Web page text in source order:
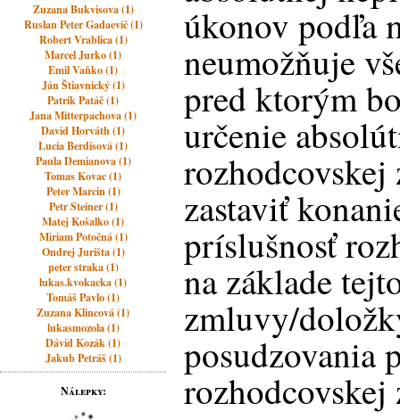
Zuzana Bukvisova (1)
Ruslan Peter Gadaevič (1)
Robert Vrablica (1)
Marcel Jurko (1)
Emil Vaňko (1)
Ján Štiavnický (1)
Patrik Patáč (1)
Jana Mitterpachova (1)
David Horváth (1)
Lucia Berdisová (1)
Paula Demianova (1)
Tomas Kovac (1)
Peter Marcin (1)
Petr Steiner (1)
Matej Košalko (1)
Miriam Potočná (1)
Ondrej Jurišta (1)
peter straka (1)
lukas.kvokacka (1)
Tomáš Pavlo (1)
Zuzana Klincová (1)
lukasmozola (1)
Dávid Kozák (1)
Jakub Petráš (1)
Nálepky:
úkonov podľa
neumožňuje
pred ktorým
určenie
zastaviť
príslušnosť
na základe
zmluvy/
posudzovania